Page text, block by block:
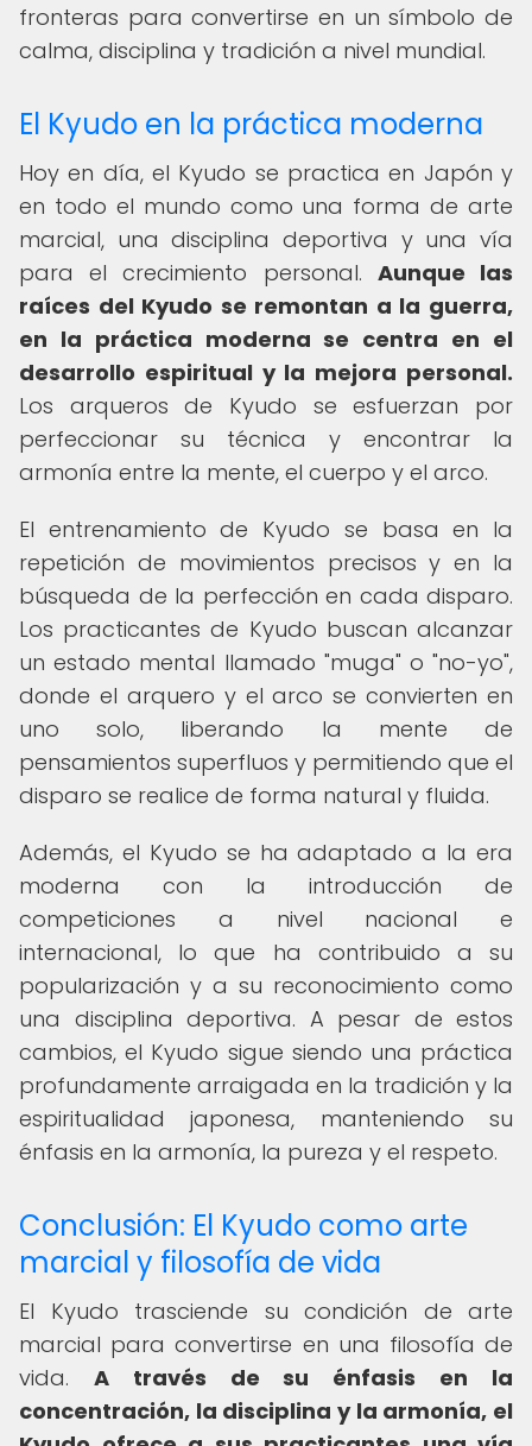
fronteras para convertirse en un símbolo de
calma, disciplina y tradición a nivel mundial.
El Kyudo en la práctica moderna
Hoy en día, el Kyudo se practica en Japón y
en todo el mundo como una forma de arte
marcial, una disciplina deportiva y una vía
para el crecimiento personal. Aunque las
raíces del Kyudo se remontan a la guerra,
en la práctica moderna se centra en el
desarrollo espiritual y la mejora personal.
Los arqueros de Kyudo se esfuerzan por
perfeccionar su técnica y encontrar la
armonía entre la mente, el cuerpo y el arco.
El entrenamiento de Kyudo se basa en la
repetición de movimientos precisos y en la
búsqueda de la perfección en cada disparo.
Los practicantes de Kyudo buscan alcanzar
un estado mental llamado "muga" o "no-yo",
donde el arquero y el arco se convierten en
uno solo, liberando la mente de
pensamientos superfluos y permitiendo que el
disparo se realice de forma natural y fluida.
Además, el Kyudo se ha adaptado a la era
moderna con la introducción de
competiciones a nivel nacional e
internacional, lo que ha contribuido a su
popularización y a su reconocimiento como
una disciplina deportiva. A pesar de estos
cambios, el Kyudo sigue siendo una práctica
profundamente arraigada en la tradición y la
espiritualidad japonesa, manteniendo su
énfasis en la armonía, la pureza y el respeto.
Conclusión: El Kyudo como arte
marcial y filosofía de vida
El Kyudo trasciende su condición de arte
marcial para convertirse en una filosofía de
vida. A través de su énfasis en la
concentración, la disciplina y la armonía, el